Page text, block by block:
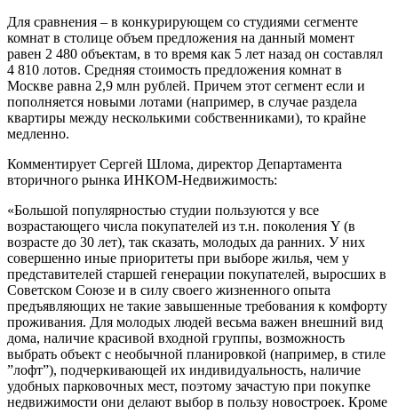
Для сравнения – в конкурирующем со студиями сегменте
комнат в столице объем предложения на данный момент
равен 2 480 объектам, в то время как 5 лет назад он составлял
4 810 лотов. Средняя стоимость предложения комнат в
Москве равна 2,9 млн рублей. Причем этот сегмент если и
пополняется новыми лотами (например, в случае раздела
квартиры между несколькими собственниками), то крайне
медленно.
Комментирует Сергей Шлома, директор Департамента
вторичного рынка ИНКОМ-Недвижимость:
«Большой популярностью студии пользуются у все
возрастающего числа покупателей из т.н. поколения Y (в
возрасте до 30 лет), так сказать, молодых да ранних. У них
совершенно иные приоритеты при выборе жилья, чем у
представителей старшей генерации покупателей, выросших в
Советском Союзе и в силу своего жизненного опыта
предъявляющих не такие завышенные требования к комфорту
проживания. Для молодых людей весьма важен внешний вид
дома, наличие красивой входной группы, возможность
выбрать объект с необычной планировкой (например, в стиле
”лофт”), подчеркивающей их индивидуальность, наличие
удобных парковочных мест, поэтому зачастую при покупке
недвижимости они делают выбор в пользу новостроек. Кроме